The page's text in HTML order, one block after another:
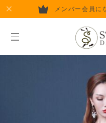
メンバー会員に